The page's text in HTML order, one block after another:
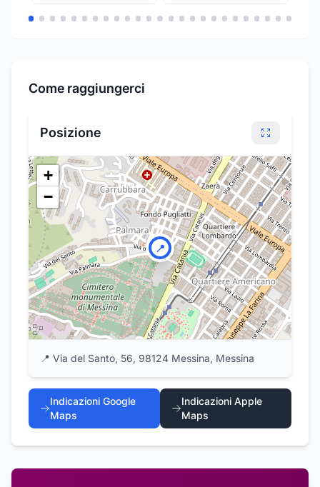
Come raggiungerci
Posizione
📍
+
−
📍 Via del Santo, 56, 98124 Messina, Messina
Indicazioni Google
Maps
Indicazioni Apple
Maps